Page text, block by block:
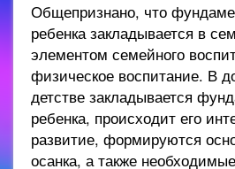
Общепризнано, что
ребенка закладывается в
элементом семейного
физическое воспитание. В
детстве закладывается
ребенка, происходит его
развитие, формируются
осанка, а также